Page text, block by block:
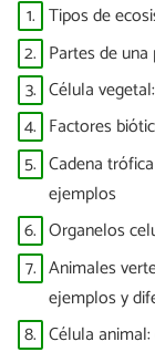
1. Tipos de
2. Partes de
3. Célula
4. Factores
5. Cadena
ejemplos
6. Organelos
7. Animales
ejemplos y
8. Célula